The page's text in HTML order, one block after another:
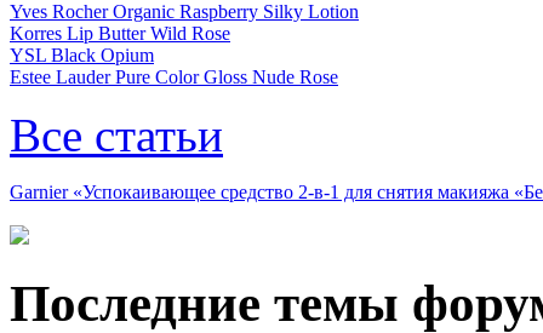
Yves Rocher Organic Raspberry Silky Lotion
Korres Lip Butter Wild Rose
YSL Black Opium
Estee Lauder Pure Color Gloss Nude Rose
Все статьи
Garnier «Успокаивающее средство 2-в-1 для снятия макияжа
Последние темы